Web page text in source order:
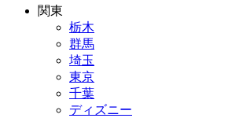
関東
栃木
群馬
埼玉
東京
千葉
ディズニー